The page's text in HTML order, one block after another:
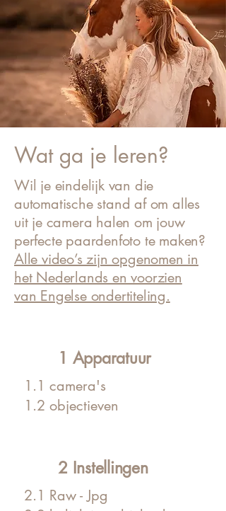
Wat ga je leren?
Wil je eindelijk van die
automatische stand af om alles
uit je camera halen om jouw
perfecte paardenfoto te maken?
Alle video’s zijn opgenomen in
het Nederlands en voorzien
van Engelse ondertiteling.
1 Apparatuur
1.1 camera's
1.2 objectieven
2 Instellingen
2.1 Raw - Jpg